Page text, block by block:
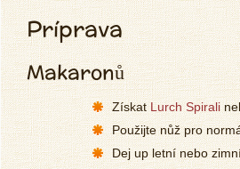
Príprava
Makaronů
ZískatLurch Spirali
Použijte nůž pro
Dej up letní nebo